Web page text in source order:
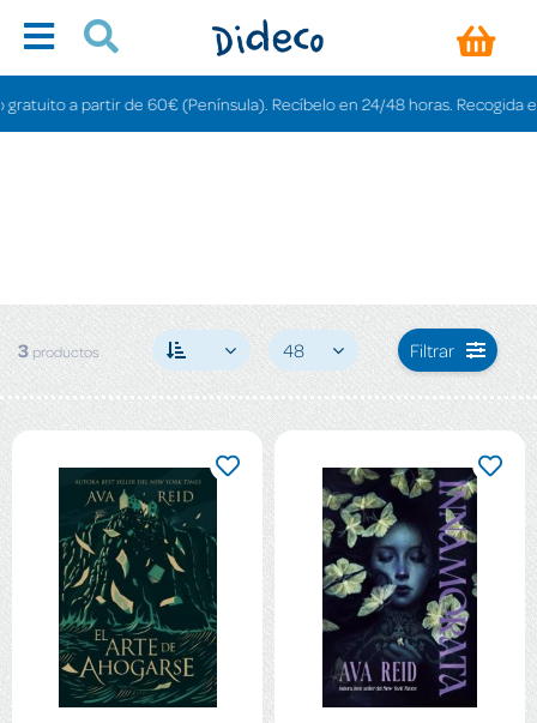
a partir de 60€ (Península). Recíbelo en 24/48 horas. Recogida en
3productos 48 Filtrar